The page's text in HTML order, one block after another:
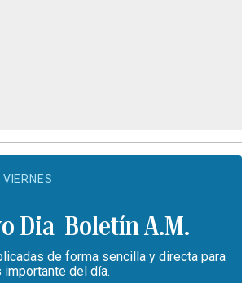
Boletín A.M.
de forma sencilla y directa para
del día.